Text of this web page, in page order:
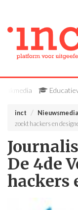
Vakmedia
inct Nieuwsmedia
zoekt hackers en
De 4de
hackers